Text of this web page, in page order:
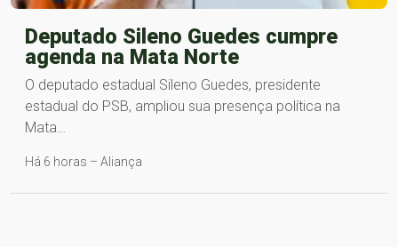
Deputado Sileno Guedes cumpre
agenda na Mata Norte
O deputado estadual Sileno Guedes, presidente
estadual do PSB, ampliou sua presença política na
Mata…
Há 6 horas – Aliança